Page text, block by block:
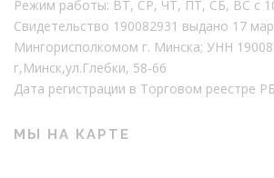
Режим работы: ВТ, СР, ЧТ, ПТ, СБ, ВС с
Свидетельство 190082931 выдано 17
Мингорисполкомом г. Минска; УНН
г,Минск,ул.Глебки, 58-66
Дата регистрации в Торговом реестре
МЫ НА КАРТЕ